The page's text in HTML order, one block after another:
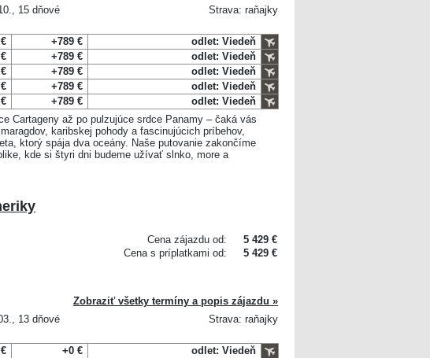
15 dňové
Strava: raňajky
+789 €
odlet: Viedeň
+789 €
odlet: Viedeň
+789 €
odlet: Viedeň
+789 €
odlet: Viedeň
+789 €
odlet: Viedeň
Cartageny až po pulzujúce srdce Panamy – čaká vás
karibskej pohody a fascinujúcich príbehov,
ktorý spája dva oceány. Naše putovanie zakončíme
kde si štyri dni budeme užívať slnko, more a
Cena zájazdu od:
5 429 €
Cena s príplatkami od:
5 429 €
Zobraziť všetky termíny a popis zájazdu »
13 dňové
Strava: raňajky
+0 €
odlet: Viedeň